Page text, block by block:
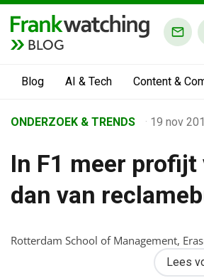
BLOG
Blog AI & Tech Content &
Business Channel
In F1 meer profijt van R&D dan van
ONDERZOEK & TRENDS · 19 nov
In F1 meer profijt
dan van
Rotterdam School of Management,
Lees